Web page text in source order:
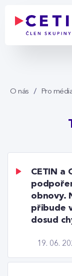
O nás Pro
19. 06.
CETIN a
obnovy.
přibude
dosud